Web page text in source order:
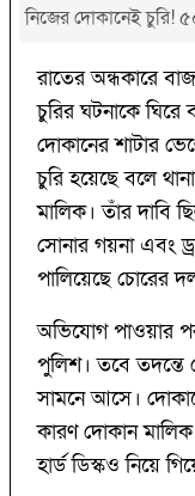
নিজের দোকানেই চুরি!
রাতের অন্ধকারে
চুরির ঘটনাকে ঘিরে
দোকানের শাটার
চুরি হয়েছে বলে
মালিক। তাঁর দাবি
সোনার গয়না এবং
পালিয়েছে চোরের
অভিযোগ পাওয়ার
পুলিশ। তবে
সামনে আসে।
কারণ দোকান মালিক
হার্ড ডিস্কও নিয়ে